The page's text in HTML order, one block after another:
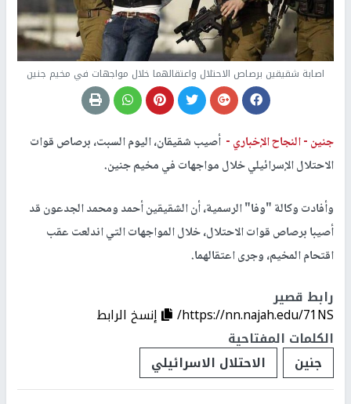
اصابة شقيقين برصاص الاحتلال واعتقالهما خلال مواجهات في مخيم جنين
جنين -النجاح الإخباري - أصيب شقيقان، اليوم السبت، برصاص قوات
الاحتلال الإسرائيلي خلال مواجهات في مخيم جنين.
وأفادت وكالة "وفا" الرسمية، أن الشقيقين أحمد ومحمد الجدعون قد
أصيبا برصاص قوات الاحتلال، خلال المواجهات التي اندلعت عقب
اقتحام المخيم، وجرى اعتقالهما.
رابط قصير
https://nn.najah.edu/71NS/
إنسخ الرابط
الكلمات المفتاحية
جنين
الاحتلال الاسرائيلي